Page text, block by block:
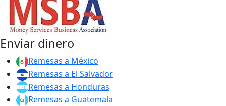
Enviar dinero
Remesas a México
Remesas a El Salvador
Remesas a Honduras
Remesas a Guatemala